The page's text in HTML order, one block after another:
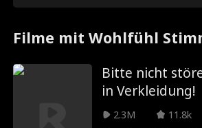
Filme mit Wohlfühl
Bitte nicht
in Verkleidung!
2.3M
11.8k